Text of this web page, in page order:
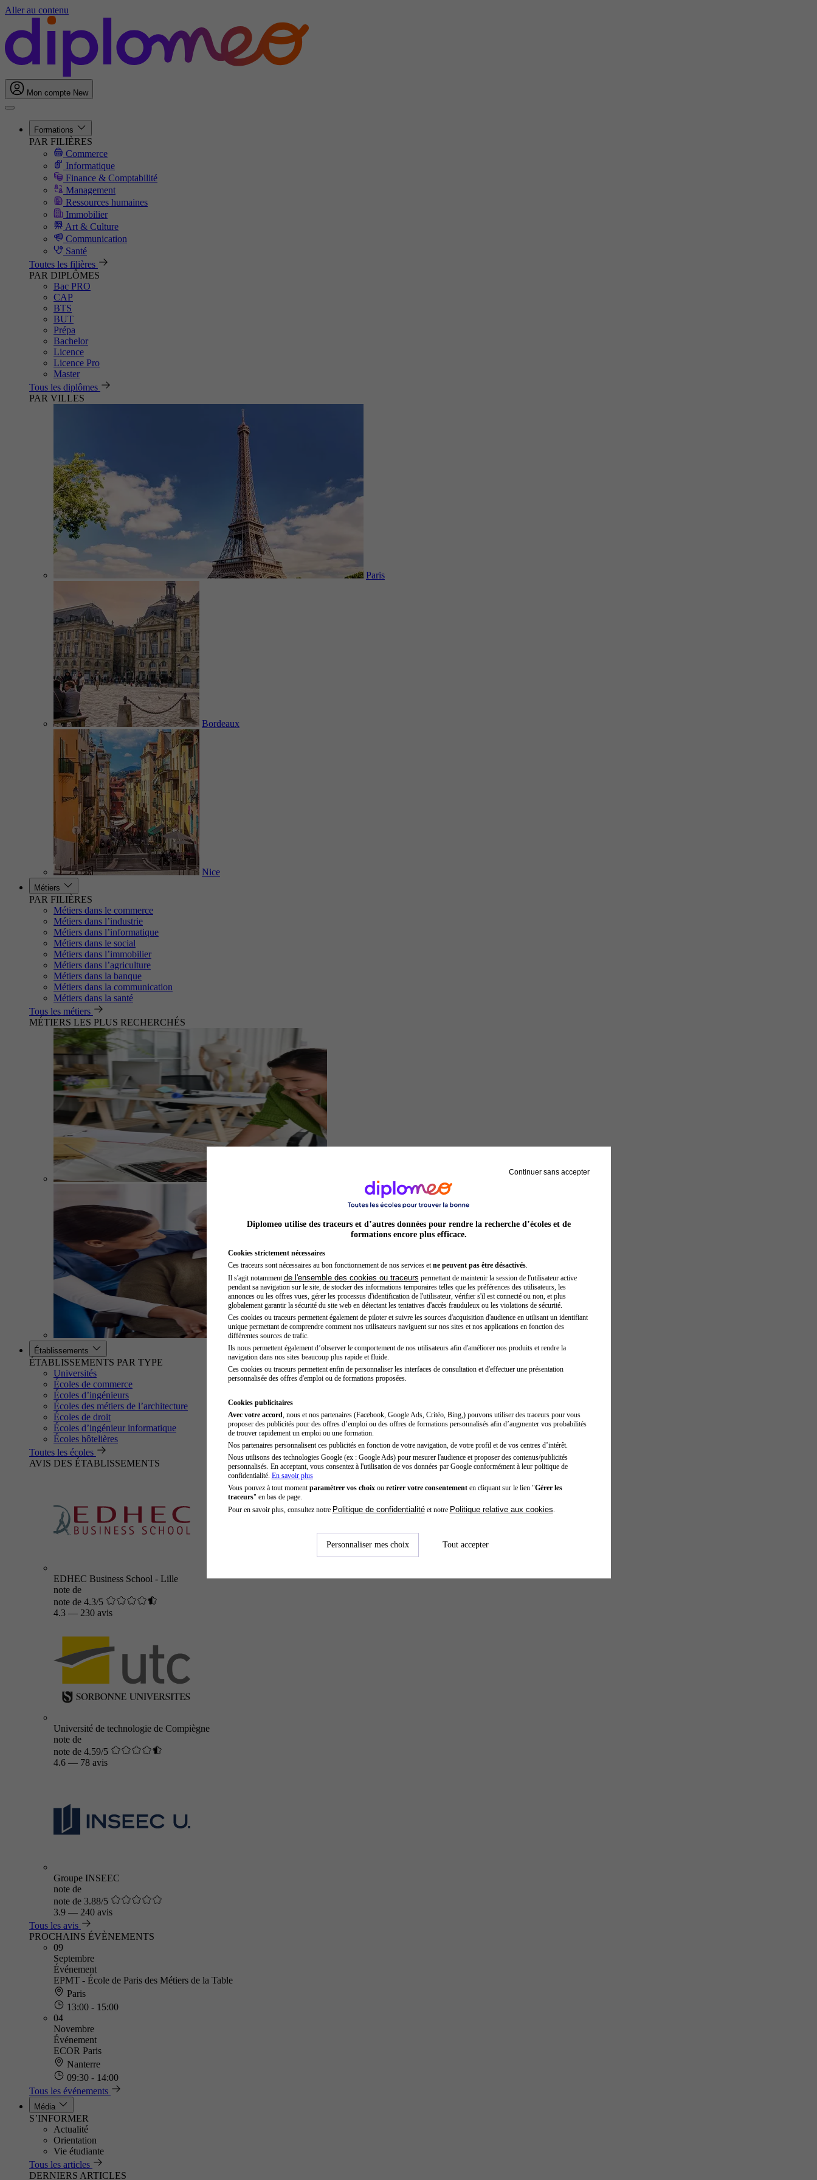
Aller au contenu
Mon compte New
Formations
PAR FILIÈRES
Commerce
Informatique
Finance & Comptabilité
Management
Ressources humaines
Immobilier
Art & Culture
Communication
Santé
Toutes les filières
PAR DIPLÔMES
Bac PRO
CAP
BTS
BUT
Prépa
Bachelor
Licence
Licence Pro
Master
Tous les diplômes
PAR VILLES
Paris
Bordeaux
Nice
Métiers
PAR FILIÈRES
Métiers dans le commerce
Métiers dans l’industrie
Métiers dans l’informatique
Métiers dans le social
Métiers dans l’immobilier
Métiers dans l’agriculture
Métiers dans la banque
Métiers dans la communication
Métiers dans la santé
Tous les métiers
MÉTIERS LES PLUS RECHERCHÉS
Entrepreneur
Établissements
ÉTABLISSEMENTS PAR TYPE
Universités
Écoles de commerce
Écoles d’ingénieurs
Écoles des métiers de l’architecture
Écoles de droit
Écoles d’ingénieur informatique
Écoles hôtelières
Toutes les écoles
AVIS DES ÉTABLISSEMENTS
EDHEC Business School - Lille
note de
note de 4.3/5
4.3 — 230 avis
Université de technologie de Compiègne
note de
note de 4.59/5
4.6 — 78 avis
Groupe INSEEC
note de
note de 3.88/5
3.9 — 240 avis
Tous les avis
PROCHAINS ÉVÈNEMENTS
09
Septembre
Événement
EPMT - École de Paris des Métiers de la Table
Paris
13:00 - 15:00
04
Novembre
Événement
ECOR Paris
Nanterre
09:30 - 14:00
Tous les événements
Média
S’INFORMER
Actualité
Orientation
Vie étudiante
Tous les articles
DERNIERS ARTICLES
Continuer sans accepter
Diplomeo utilise des traceurs et d’autres données pour rendre la recherche d’écoles et de
formations encore plus efficace.
Cookies strictement nécessaires
Ces traceurs sont nécessaires au bon fonctionnement de nos services et ne peuvent pas être désactivés.
Il s'agit notamment de l'ensemble des cookies ou traceurs permettant de maintenir la session de l'utilisateur active
pendant sa navigation sur le site, de stocker des informations temporaires telles que les préférences des utilisateurs, les
annonces ou les offres vues, gérer les processus d'identification de l'utilisateur, vérifier s'il est connecté ou non, et plus
globalement garantir la sécurité du site web en détectant les tentatives d'accès frauduleux ou les violations de sécurité.
Ces cookies ou traceurs permettent également de piloter et suivre les sources d'acquisition d'audience en utilisant un identifiant
unique permettant de comprendre comment nos utilisateurs naviguent sur nos sites et nos applications en fonction des
différentes sources de trafic.
Ils nous permettent également d’observer le comportement de nos utilisateurs afin d'améliorer nos produits et rendre la
navigation dans nos sites beaucoup plus rapide et fluide.
Ces cookies ou traceurs permettent enfin de personnaliser les interfaces de consultation et d'effectuer une présentation
personnalisée des offres d'emploi ou de formations proposées.
Cookies publicitaires
Avec votre accord , nous et nos partenaires (Facebook, Google Ads, Critéo, Bing,) pouvons utiliser des traceurs pour vous
proposer des publicités pour des offres d’emploi ou des offres de formations personnalisés afin d’augmenter vos probabilités
de trouver rapidement un emploi ou une formation.
Nos partenaires personnalisent ces publicités en fonction de votre navigation, de votre profil et de vos centres d’intérêt.
Nous utilisons des technologies Google (ex : Google Ads) pour mesurer l'audience et proposer des contenus/publicités
personnalisés. En acceptant, vous consentez à l'utilisation de vos données par Google conformément à leur politique de
confidentialité. En savoir plus
Vous pouvez à tout moment paramétrer vos choixou retirer votre consentementen cliquant sur le lien "Gérer les
traceurs" en bas de page.
Pour en savoir plus, consultez notre Politique de confidentialitéet notre Politique relative aux cookies
Personnaliser mes choix Tout accepter